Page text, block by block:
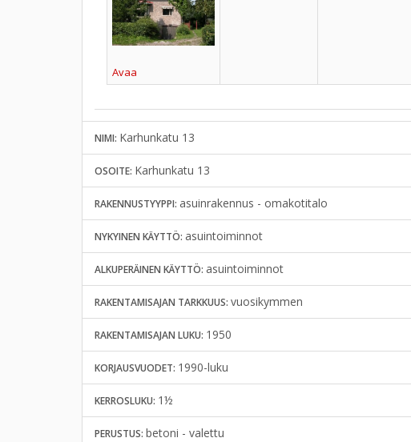
Avaa
NIMI: Karhunkatu 13
OSOITE: Karhunkatu 13
RAKENNUSTYYPPI: asuinrakennus - omakotitalo
NYKYINEN KÄYTTÖ: asuintoiminnot
ALKUPERÄINEN KÄYTTÖ: asuintoiminnot
RAKENTAMISAJAN TARKKUUS: vuosikymmen
RAKENTAMISAJAN LUKU: 1950
KORJAUSVUODET: 1990-luku
KERROSLUKU: 1½
PERUSTUS: betoni - valettu